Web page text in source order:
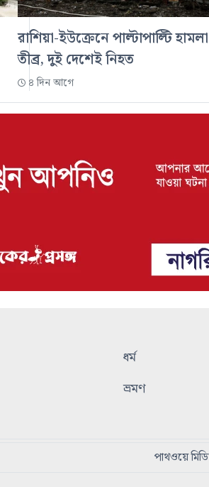
রাশিয়া-ইউক্রেনে পাল্টাপাল্টি হামলা
তীব্র, দুই দেশেই নিহত
৪ দিন আগে
ধর্ম
ভ্রমণ
পাথওয়ে